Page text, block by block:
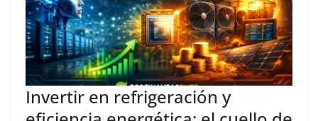
Invertir en refrigeración y